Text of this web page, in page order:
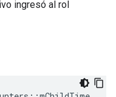
ingresó al rol